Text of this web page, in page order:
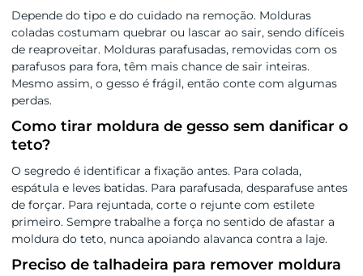
Depende do tipo e do cuidado na remoção. Molduras
coladas costumam quebrar ou lascar ao sair, sendo difíceis
de reaproveitar. Molduras parafusadas, removidas com os
parafusos para fora, têm mais chance de sair inteiras.
Mesmo assim, o gesso é frágil, então conte com algumas
perdas.
Como tirar moldura de gesso sem danificar o
teto?
O segredo é identificar a fixação antes. Para colada,
espátula e leves batidas. Para parafusada, desparafuse antes
de forçar. Para rejuntada, corte o rejunte com estilete
primeiro. Sempre trabalhe a força no sentido de afastar a
moldura do teto, nunca apoiando alavanca contra a laje.
Preciso de talhadeira para remover moldura